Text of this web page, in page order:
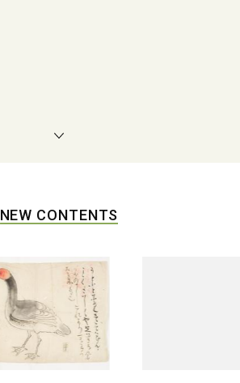
NEW CONTENTS